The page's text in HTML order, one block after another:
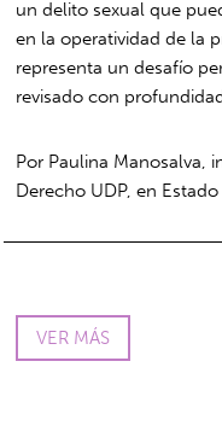
un delito sexual que
en la operatividad de la
representa un desafío
revisado con
Por Paulina Manosalva,
Derecho UDP, en Estado
VER MÁS